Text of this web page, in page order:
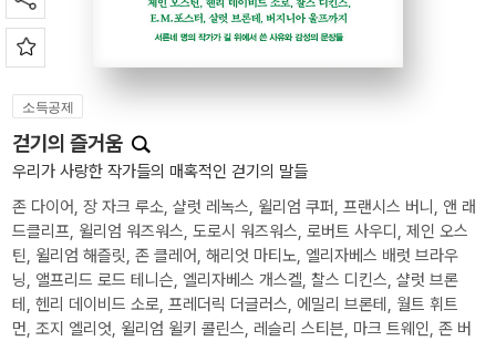
소득공제
걷기의 즐거움
우리가 사랑한 작가들의 매혹적인 걷기의 말들
존 다이어, 장 자크 루소, 샬럿 레녹스, 윌리엄 쿠퍼 , 프랜시스 버니 , 앤 래
드클리프, 윌리엄 워즈워스, 도로시 워즈워스, 로버트 사우디 , 제인 오스
틴, 윌리엄 해즐릿, 존 클레어, 해리엇 마티노, 엘리자베스 배럿 브라우
닝, 앨프리드 로드 테니슨, 엘리자베스 개스켈, 찰스 디킨스, 샬럿 브론
테 , 헨리 데이비드 소로, 프레더릭 더글러스, 에밀리 브론테 , 월트 휘트
먼, 조지 엘리엇, 윌리엄 윌키 콜린스, 레슬리 스티븐, 마크 트웨인, 존 버